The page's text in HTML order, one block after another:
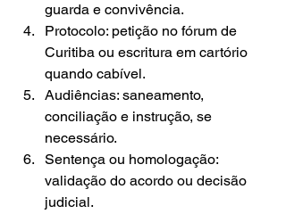
guarda e convivência.
Protocolo: petição no fórum de
Curitiba ou escritura em cartório
quando cabível.
Audiências: saneamento,
conciliação e instrução, se
necessário.
Sentença ou homologação:
validação do acordo ou decisão
judicial.